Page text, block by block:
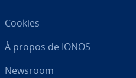
Cookies
À propos de IONOS
Newsroom